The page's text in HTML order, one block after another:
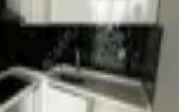
Bayazit